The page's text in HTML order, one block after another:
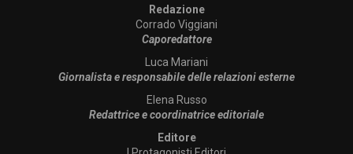
Redazione
Corrado Viggiani
Caporedattore
Luca Mariani
Giornalista e responsabile delle relazioni esterne
Elena Russo
Redattrice e coordinatrice editoriale
Editore